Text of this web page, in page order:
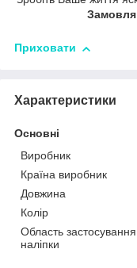
Приховати
Характеристики
Основні
Виробник
Країна виробник
Довжина
Колір
Область застосування
наліпки